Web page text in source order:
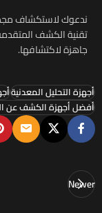
تقنية الكشف
جاهزة لاكتشافها.
أجهزة التحليل المعدنية
أفضل أجهزة الكشف عن
Newer